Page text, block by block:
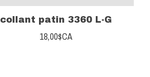
collant patin 3360 L-G
18,00$CA